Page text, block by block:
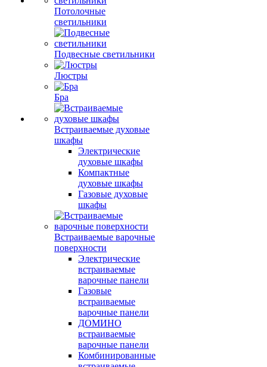
Потолочные
светильники
Подвесные светильники
Люстры
Бра
Встраиваемые духовые
шкафы
Электрические
духовые шкафы
Компактные
духовые шкафы
Газовые духовые
шкафы
Встраиваемые варочные
поверхности
Электрические
встраиваемые
варочные панели
Газовые
встраиваемые
варочные панели
ДОМИНО
встраиваемые
варочные панели
Комбинированные